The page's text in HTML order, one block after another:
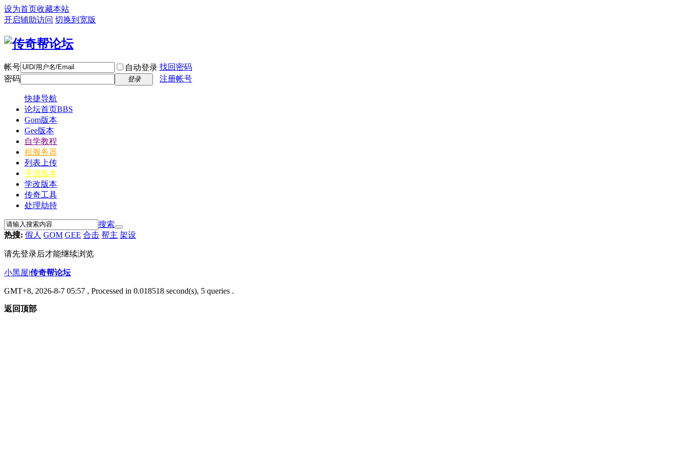
设为首页收藏本站
开启辅助访问 切换到宽版
帐号 自动登录 找回密码
密码
登录 注册帐号
快捷导航
论坛首页BBS
Gom版本
Gee版本
自学教程
租服务器
列表上传
手游版本
学改版本
传奇工具
处理劫持
搜索
热搜: 假人 GOM GEE 合击 帮主 架设
请先登录后才能继续浏览
小黑屋|传奇帮论坛
GMT+8, 2026-8-7 05:57 , Processed in 0.018518 second(s), 5 queries .
返回顶部